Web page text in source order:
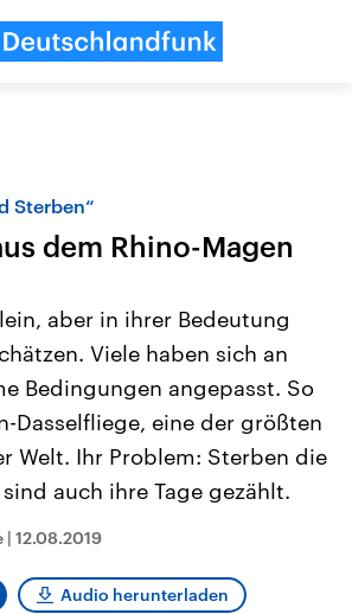
Anhalt
am 6.
neuen
das
Koalition aus
Berichte
den Parteien
USA
Aktuelle Beiträge,
Hintergründe
Wirtschaftlich und
gehören die Vereinigten
den mächtigsten Ländern
Programm Podcasts
Sterben“
dem Rhino-Magen
aber in ihrer Bedeutung
Viele haben sich an
Bedingungen angepasst. So
Dasselfliege, eine der größten
Welt. Ihr Problem: Sterben die
auch ihre Tage gezählt.
| 12.08.2019
Audio herunterladen